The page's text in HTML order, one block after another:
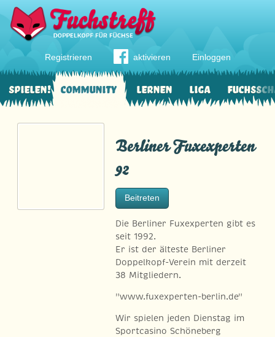
Registrieren aktivieren Einloggen
Community Lernen Liga
Spielen!
Berliner Fuxexperten
92
Beitreten
Die Berliner Fuxexperten gibt es
seit 1992.
Er ist der älteste Berliner
Doppelkopf-Verein mit derzeit
38 Mitgliedern.
"www.fuxexperten-berlin.de"
Wir spielen jeden Dienstag im
Sportcasino Schöneberg